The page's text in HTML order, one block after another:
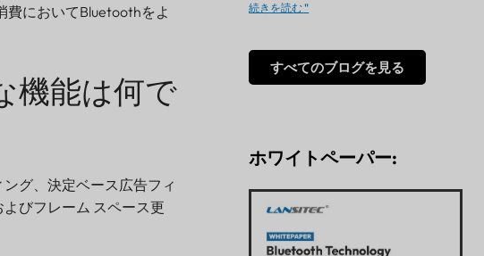
費においてBluetoothをよ
機能は何で
グ、決定ベース広告フィ
びフレーム スペース更
続きを読む "
すべてのブログを見る
ホワイトペーパー: